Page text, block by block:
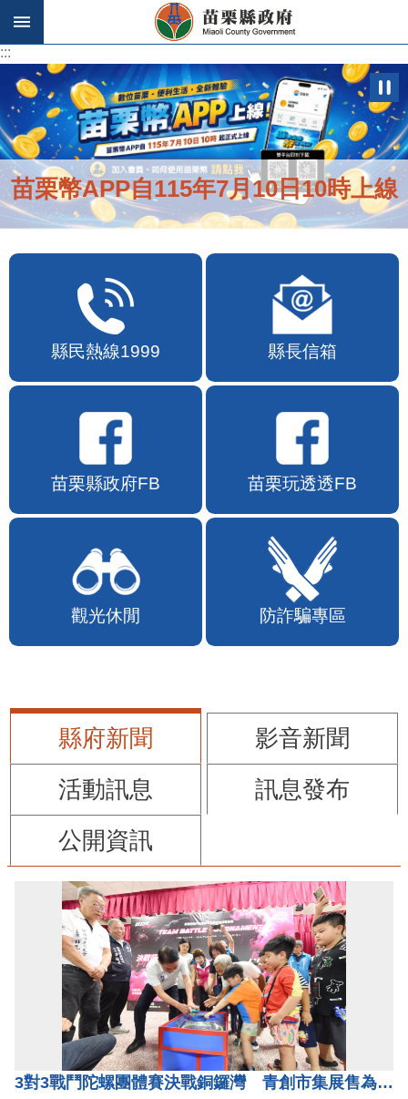
跳到主要內容區塊
:::
苗栗幣APP自115年7月10日10時上線
縣民熱線1999 縣長信箱
苗栗縣政府FB 苗栗玩透透FB
觀光休閒 防詐騙專區
縣府新聞
影音新聞
活動訊息
訊息發布
公開資訊
3對3戰鬥陀螺團體賽決戰銅鑼灣 青創市集展售為父親節增添繽紛